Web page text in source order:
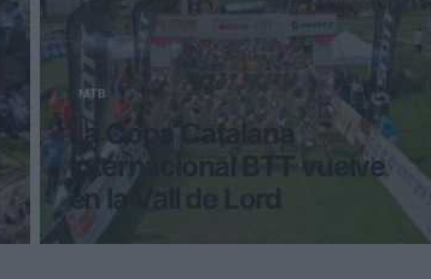
MTB
La Copa Catalana
Internacional BTT vuelve
en la Vall de Lord
La Copa Catalana Internacional de BTT